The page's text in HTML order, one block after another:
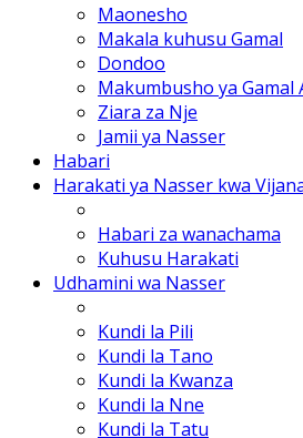
Maonesho
Makala kuhusu Gamal
Dondoo
Makumbusho ya Gamal
Ziara za Nje
Jamii ya Nasser
Habari
Harakati ya Nasser kwa
Habari za wanachama
Kuhusu Harakati
Udhamini wa Nasser
Kundi la Pili
Kundi la Tano
Kundi la Kwanza
Kundi la Nne
Kundi la Tatu